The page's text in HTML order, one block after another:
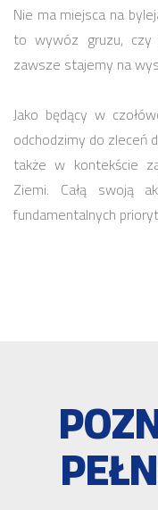
Nie ma miejsca na
to wywóz gruzu, czy
zawsze stajemy na
Jako będący w
odchodzimy do zleceń
także w kontekście
Ziemi. Całą swoją
fundamentalnych